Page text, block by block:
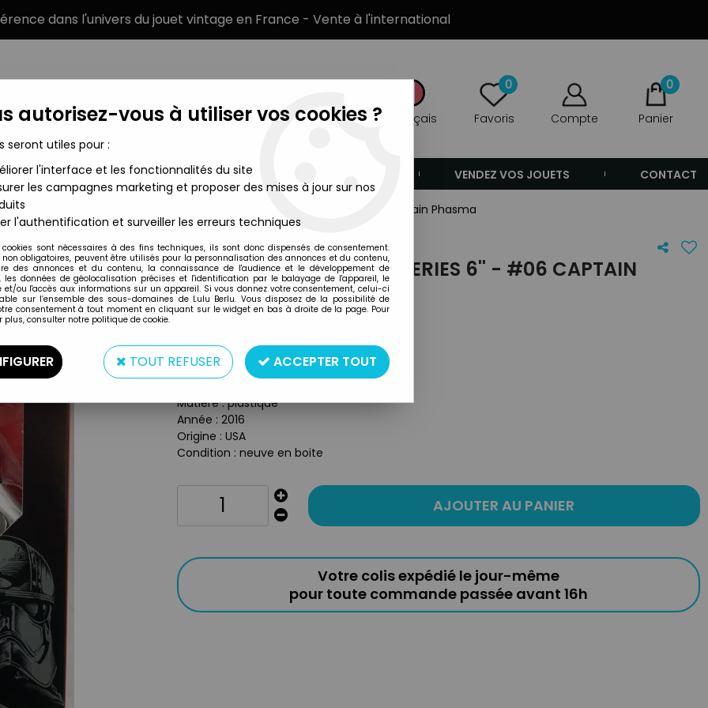
dans l'univers du jouet vintage en France - Vente à l'international
Français
0
Favoris Compte
0
Panier
MARQUES TYPE DE PRODUIT VENDEZ VOS JOUETS CONTACT
The Black Series (6-inch) Star Wars The Black Series 6'' - #06 Captain Phasma
Hasbro
STAR WARS THE BLACK SERIES 6'' - #06 CAPTAIN
PHASMA
49,99€TTC
Réf. :AR0004439
Type : Figurine articulée
Matière : plastique
Année : 2016
Origine : USA
Condition : neuve en boite
AJOUTER AU PANIER
Votre colis expédié le jour-même
pour toute commande passée avant 16h
autorisez-vous à utiliser vos cookies ?
seront utiles pour :
l'interface et les fonctionnalités du site
les campagnes marketing et proposer des mises à jour sur nos
l'authentification et surveiller les erreurs techniques
cookies sont nécessaires à des fins techniques, ils sont donc dispensés de consentement.
non obligatoires, peuvent être utilisés pour la personnalisation des annonces et du contenu,
des annonces et du contenu, la connaissance de l'audience et le développement de
les données de géolocalisation précises et l'identification par le balayage de l'appareil, le
et/ou l'accès aux informations sur un appareil. Si vous donnez votre consentement, celui-ci
sur l’ensemble des sous-domaines de Lulu Berlu. Vous disposez de la possibilité de
consentement à tout moment en cliquant sur le widget en bas à droite de la page. Pour
plus, consulter notre politique de cookie.
TOUT REFUSER ACCEPTER TOUT